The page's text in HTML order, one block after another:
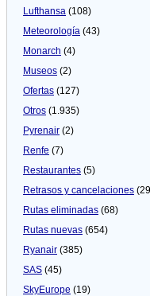
Lufthansa (108)
Meteorologí­a (43)
Monarch (4)
Museos (2)
Ofertas (127)
Otros (1.935)
Pyrenair (2)
Renfe (7)
Restaurantes (5)
Retrasos y cancelaciones
Rutas eliminadas (68)
Rutas nuevas (654)
Ryanair (385)
SAS (45)
SkyEurope (19)